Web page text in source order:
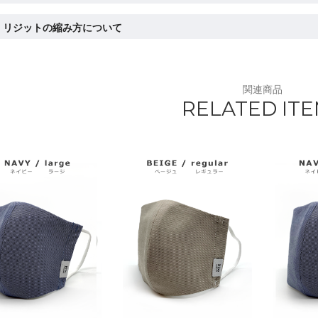
リジットの縮み方について
関連商品
RELATED